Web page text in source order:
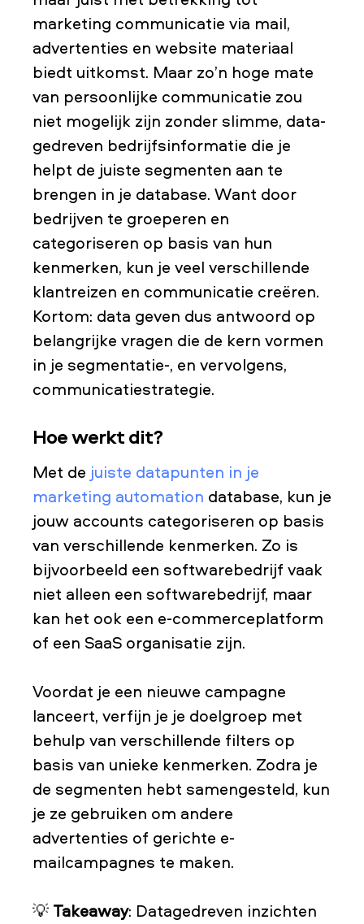
marketing communicatie via mail,
advertenties en website materiaal
biedt uitkomst. Maar zo’n hoge mate
van persoonlijke communicatie zou
niet mogelijk zijn zonder slimme, data-
gedreven bedrijfsinformatie die je
helpt de juiste segmenten aan te
brengen in je database. Want door
bedrijven te groeperen en
categoriseren op basis van hun
kenmerken, kun je veel verschillende
klantreizen en communicatie creëren.
Kortom: data geven dus antwoord op
belangrijke vragen die de kern vormen
in je segmentatie-, en vervolgens,
communicatiestrategie.
Hoe werkt dit?
Met de juiste datapunten in je
marketing automation database, kun je
jouw accounts categoriseren op basis
van verschillende kenmerken. Zo is
bijvoorbeeld een softwarebedrijf vaak
niet alleen een softwarebedrijf, maar
kan het ook een e-commerceplatform
of een SaaS organisatie zijn.
Voordat je een nieuwe campagne
lanceert, verfijn je je doelgroep met
behulp van verschillende filters op
basis van unieke kenmerken. Zodra je
de segmenten hebt samengesteld, kun
je ze gebruiken om andere
advertenties of gerichte e-
mailcampagnes te maken.
💡 Takeaway: Datagedreven inzichten